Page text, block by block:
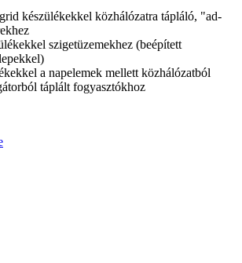
készülékekkel közhálózatra tápláló, "ad-
szigetüzemekhez (beépített
a napelemek mellett közhálózatból
táplált fogyasztókhoz